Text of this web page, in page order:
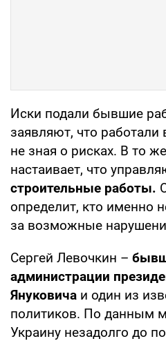
Иски подали бывшие
заявляют, что работали
не зная о рисках. В то
настаивает, что
строительные работы.
определит, кто именно
за возможные
Сергей Левочкин –
администрации
Януковича и один из
политиков. По данным
Украину незадолго до